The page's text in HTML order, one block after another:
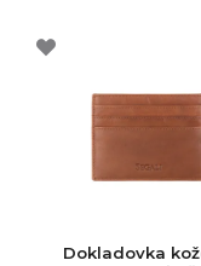
Dokladovka